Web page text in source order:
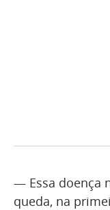
— Essa doença
queda, na